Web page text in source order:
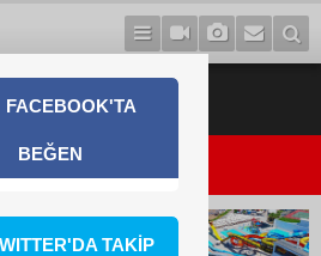
henüz karar alınmadı’’
FACEBOOK'TA
BEĞEN
TAKİP